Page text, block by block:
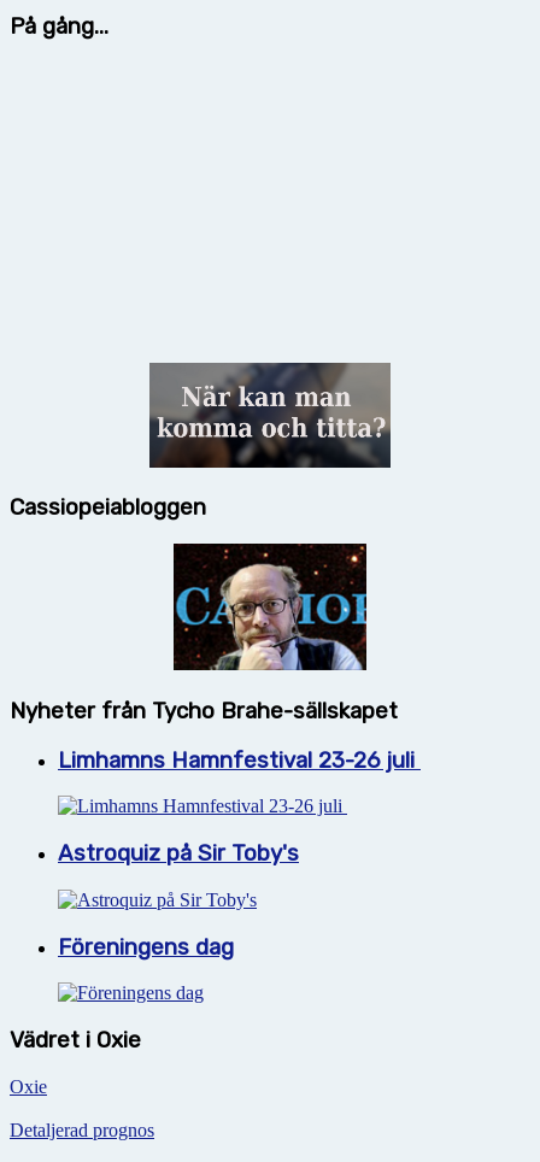
På gång...
Cassiopeiabloggen
Nyheter från Tycho Brahe-sällskapet
Limhamns Hamnfestival 23-26 juli
Astroquiz på Sir Toby's
Föreningens dag
Vädret i Oxie
Oxie
Detaljerad prognos